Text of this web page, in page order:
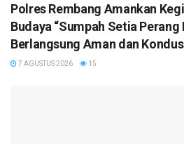
Polres Rembang Amankan
Budaya “Sumpah Setia Perang
Berlangsung Aman dan
7 AGUSTUS 2026 15